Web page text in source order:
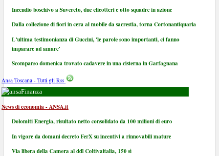
Incendio boschivo a Suvereto, due elicotteri e otto squadre in azione
Dalla collezione di fiori in cera al mobile da sacrestia, torna Cortonantiquaria
L'ultima testimonianza di Guccini, 'le parole sono importanti, ci fanno
imparare ad amare'
Scomparso domenica trovato cadavere in una cisterna in Garfagnana
Ansa Toscana - Tutti gli Rss
Finanza
News di economia - ANSA.it
Dolomiti Energia, risultato netto consolidato da 100 milioni di euro
In vigore da domani decreto FerX su incentivi a rinnovabili mature
Via libera della Camera al ddl Coltivaitalia, 150 sì